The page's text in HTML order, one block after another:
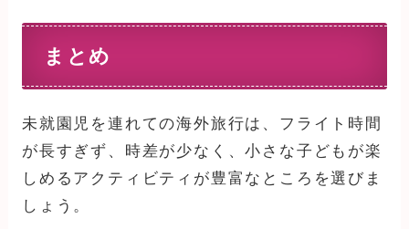
まとめ
未就園児を連れての海外旅行は、フライト時間
が長すぎず、時差が少なく、小さな子どもが楽
しめるアクティビティが豊富なところを選びま
しょう。